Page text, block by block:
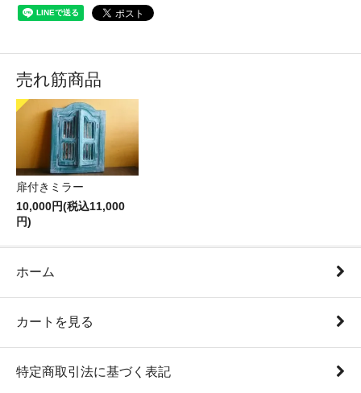
売れ筋商品
扉付きミラー
10,000円(税込11,000
円)
ホーム
カートを見る
特定商取引法に基づく表記